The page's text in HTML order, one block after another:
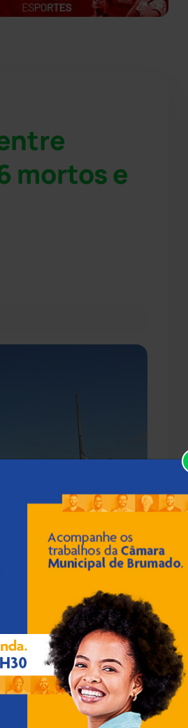
mortos e
desta quinta-feira (3),
cidade de Seabra,